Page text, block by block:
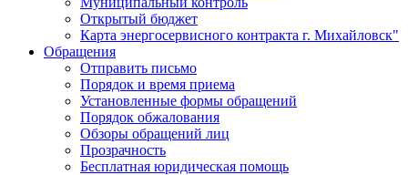
Открытый бюджет
Карта энергосервисного контракта г. Михайловск"
Обращения
Отправить письмо
Порядок и время приема
Установленные формы обращений
Порядок обжалования
Обзоры обращений лиц
Прозрачность
Бесплатная юридическая помощь